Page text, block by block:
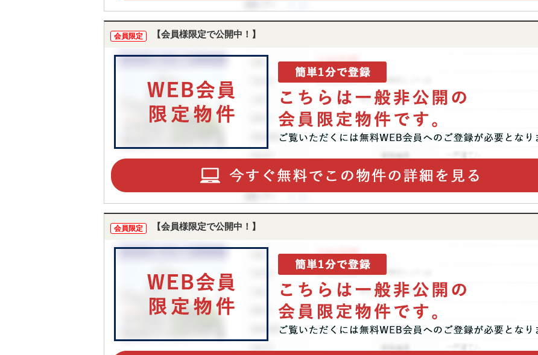
会員限定 【会員様限定で公開中！】
会員限定 【会員様限定で公開中！】